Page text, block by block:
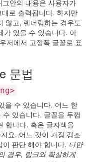
그안의 내용은 사용자가
로 출력됩니다. 하지만
않고, 렌더링하는 경우도
가 있을 수 있습니다. 아
저에서 고정폭 글꼴로 표
문법
을 수 있습니다. 어느 한
있습니다. 글꼴을 두껍
합니다. 혹은 글자색을
요. 어느 것이 가장 강조
판단 해야 합니다. 다만
경우, 링크와 확실하게